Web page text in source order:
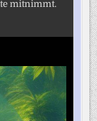
mitnimmt.